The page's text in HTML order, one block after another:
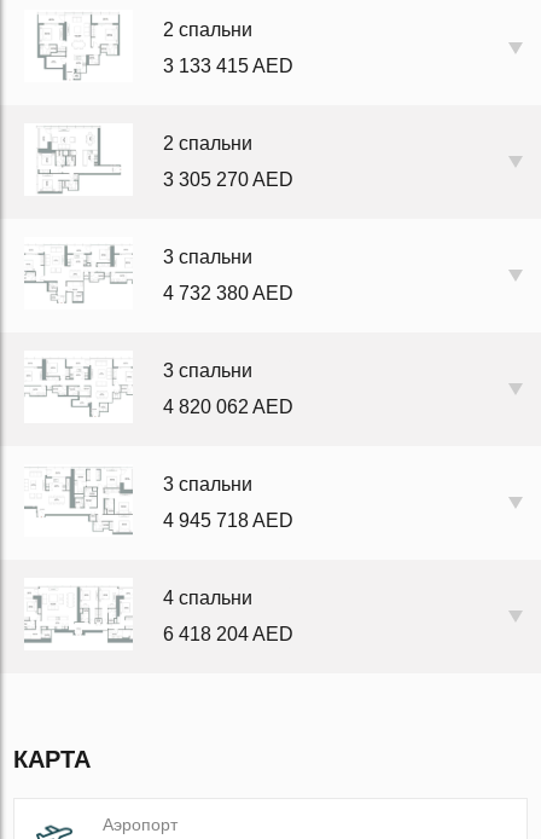
2 спальни
3 133 415 AED
2 спальни
3 305 270 AED
3 спальни
4 732 380 AED
3 спальни
4 820 062 AED
3 спальни
4 945 718 AED
4 спальни
6 418 204 AED
КАРТА
Аэропорт